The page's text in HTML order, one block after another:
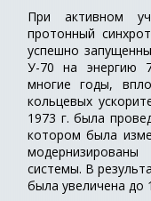
При активном
протонный
успешно
У-70 на энергию
многие годы,
кольцевых
1973 г. была
котором была
модернизированы
системы. В
была увеличена до